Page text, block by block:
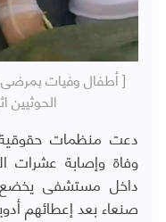
[ أطفال وفيات
الحوثيين
دعت منظمات
وفاة وإصابة عشرات
داخل مستشفى يخضع
صنعاء بعد إعطائهم